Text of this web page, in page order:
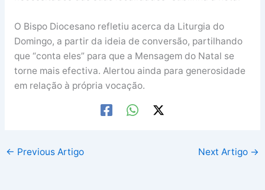
O Bispo Diocesano refletiu acerca da Liturgia do
Domingo, a partir da ideia de conversão, partilhando
que “conta eles” para que a Mensagem do Natal se
torne mais efectiva. Alertou ainda para generosidade
em relação à própria vocação.
← Previous Artigo Next Artigo →